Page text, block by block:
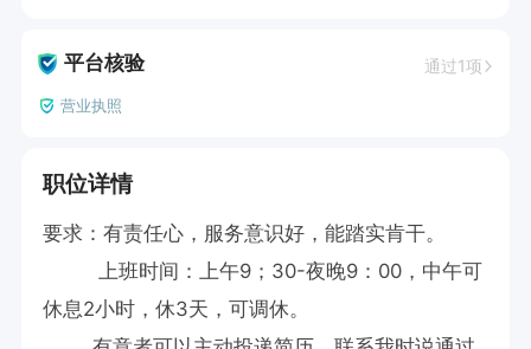
平台核验 通过1项
营业执照
职位详情
要求：有责任心，服务意识好，能踏实肯干。
休息2小时，休3天，可调休。